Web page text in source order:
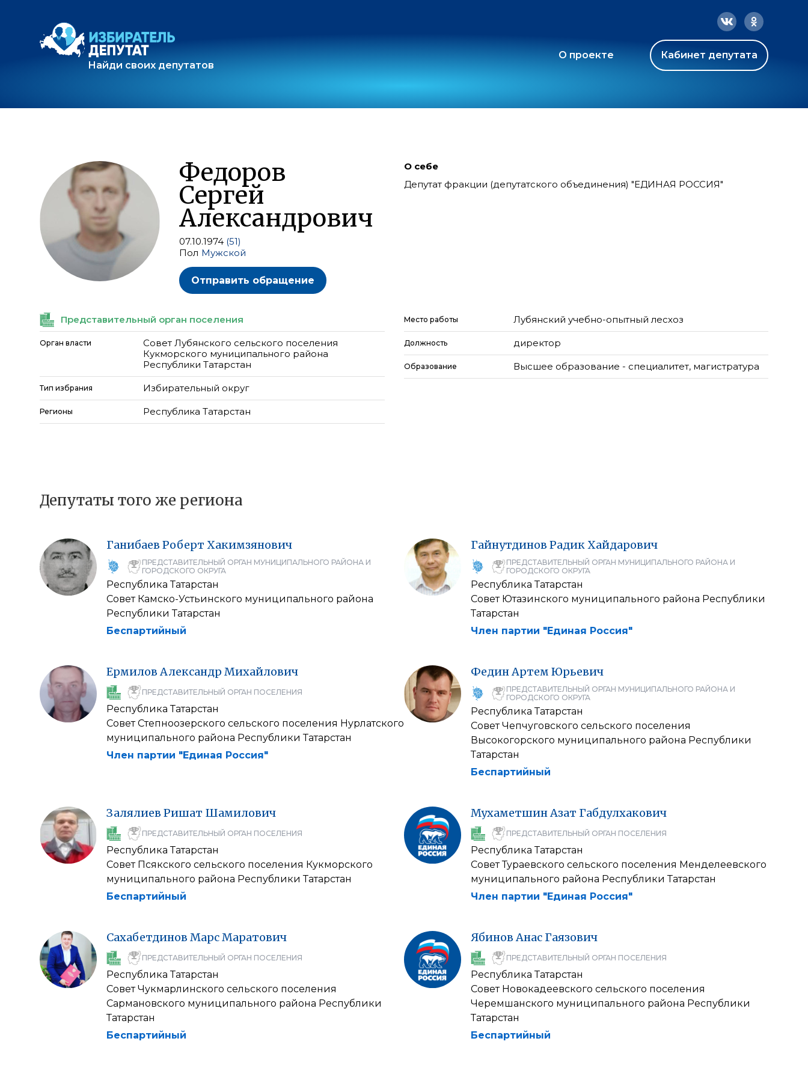
Найди своих депутатов
О проекте Кабинет депутата
Федоров
Сергей
Александрович
07.10.1974 (51)
Пол Мужской
Отправить обращение
О себе
Депутат фракции (депутатского объединения) "ЕДИНАЯ РОССИЯ"
Представительный орган поселения
Орган власти
Совет Лубянского сельского поселения
Кукморского муниципального района
Республики Татарстан
Тип избрания Избирательный округ
Регионы Республика Татарстан
Место работы Лубянский учебно-опытный лесхоз
Должность директор
Образование Высшее образование - специалитет, магистратура
Депутаты того же региона
Ганибаев Роберт Хакимзянович
ПРЕДСТАВИТЕЛЬНЫЙ ОРГАН МУНИЦИПАЛЬНОГО РАЙОНА И
ГОРОДСКОГО ОКРУГА
Республика Татарстан
Совет Камско-Устьинского муниципального района
Республики Татарстан
Беспартийный
Гайнутдинов РадикХайдарович
ПРЕДСТАВИТЕЛЬНЫЙ ОРГАН МУНИЦИПАЛЬНОГО РАЙОНА И
ГОРОДСКОГО ОКРУГА
Республика Татарстан
Совет Ютазинского муниципального района Республики
Татарстан
Член партии "Единая Россия"
Ермилов Александр Михайлович
ПРЕДСТАВИТЕЛЬНЫЙ ОРГАН ПОСЕЛЕНИЯ
Республика Татарстан
Совет Степноозерского сельского поселения Нурлатского
муниципального района Республики Татарстан
Член партии "Единая Россия"
ФединАртем Юрьевич
ПРЕДСТАВИТЕЛЬНЫЙ ОРГАН МУНИЦИПАЛЬНОГО РАЙОНА И
ГОРОДСКОГО ОКРУГА
Республика Татарстан
Совет Чепчуговского сельского поселения
Высокогорского муниципального района Республики
Татарстан
Беспартийный
Залялиев Ришат Шамилович
ПРЕДСТАВИТЕЛЬНЫЙ ОРГАН ПОСЕЛЕНИЯ
Республика Татарстан
Совет Псякского сельского поселения Кукморского
муниципального района Республики Татарстан
Беспартийный
МухаметшинАзат Габдулхакович
ПРЕДСТАВИТЕЛЬНЫЙ ОРГАН ПОСЕЛЕНИЯ
Республика Татарстан
Совет Тураевского сельского поселения Менделеевского
муниципального района Республики Татарстан
Член партии "Единая Россия"
Сахабетдинов МарсМаратович
ПРЕДСТАВИТЕЛЬНЫЙ ОРГАН ПОСЕЛЕНИЯ
Республика Татарстан
Совет Чукмарлинского сельского поселения
Сармановского муниципального района Республики
Татарстан
Беспартийный
Ябинов Анас Гаязович
ПРЕДСТАВИТЕЛЬНЫЙ ОРГАН ПОСЕЛЕНИЯ
Республика Татарстан
Совет Новокадеевского сельского поселения
Черемшанского муниципального района Республики
Татарстан
Беспартийный